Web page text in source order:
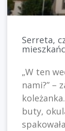
Serreta,
„W ten
nami?” –
buty,